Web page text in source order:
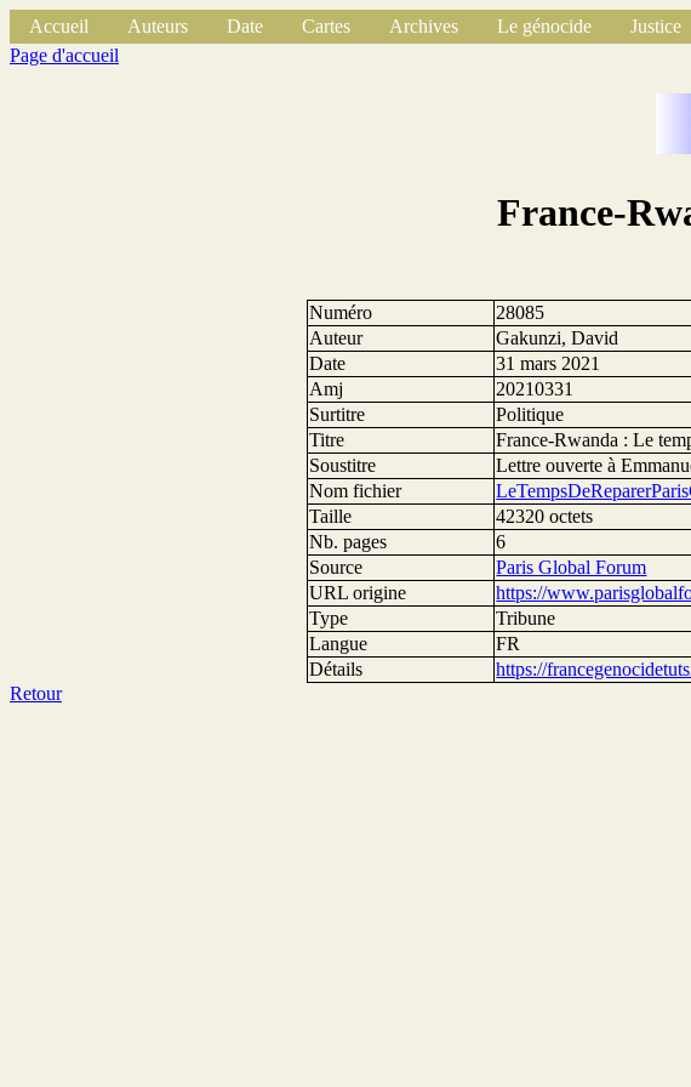
Accueil Auteurs Date Cartes Archives Le génocide Justice
Page d'accueil
France-
Numéro
28085
Auteur
Gakunzi, David
Date
31 mars 2021
Amj
20210331
Surtitre
Politique
Titre
France-Rwanda : Le
Soustitre
Lettre ouverte à
Nom fichier
Taille
42320 octets
Nb. pages
6
Source
Paris Global Forum
URL origine
https://
Type
Tribune
Langue
FR
Détails
https://
Retour